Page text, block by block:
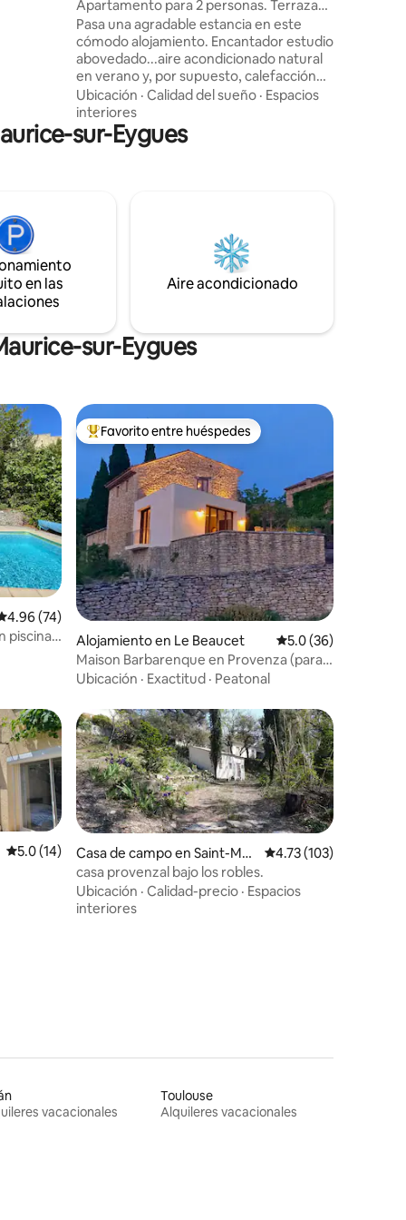
Apartamento para 2 personas. Terraza
compartida. 1 dormitorio
Pasa una agradable estancia en este
cómodo alojamiento. Encantador estudio
abovedado...aire acondicionado natural
en verano y, por supuesto, calefacción
en invierno ...perfecto para 1 pareja o
pareja con bebé.. Situado en el corazón
del pueblo en un callejón
estacionamiento en el lugar, panadería y
Romaine, Nyons, ruta del vino,Suze la
Ubicación · Calidad del sueño · Espacios
interiores
sur-Eygues
en las
Aire acondicionado
sur-Eygues
promedio: 4.96 de 5, 74 reseñas
4.96 (74)
piscina y
Favorito entre huéspedes preferido
Favorito entre huéspedes
Alojamiento en Le Beaucet Calificación
5.0 (36)
Maison Barbarenque en Provenza (para
2 personas)
Ubicación · Exactitud · Peatonal
Calificación promedio: 5.0 de 5, 14 reseñas
5.0 (14)
Casa de campo en Saint-Mau
rice-sur-Eygues
Calificación promedio:
4.73 (103)
casa provenzal bajo los robles.
Ubicación · Calidad-precio · Espacios
interiores
vacacionales
Toulouse
Alquileres vacacionales